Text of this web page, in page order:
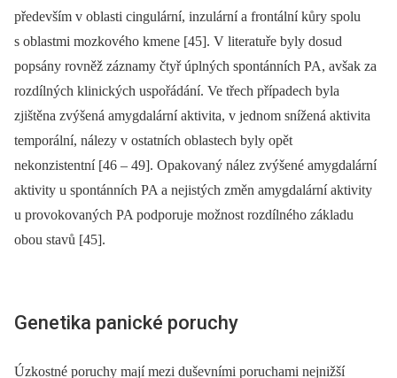
především v oblasti cingulární, inzulární a frontální kůry spolu
s oblastmi mozkového kmene [45]. V literatuře byly dosud
popsány rovněž záznamy čtyř úplných spontánních PA, avšak za
rozdílných klinických uspořádání. Ve třech případech byla
zjištěna zvýšená amygdalární aktivita, v jednom snížená aktivita
temporální, nálezy v ostatních oblastech byly opět
nekonzistentní [46 –⁠ 49]. Opakovaný nález zvýšené amygdalární
aktivity u spontánních PA a nejistých změn amygdalární aktivity
u provokovaných PA podporuje možnost rozdílného základu
obou stavů [45].
Genetika panické poruchy
Úzkostné poruchy mají mezi duševními poruchami nejnižší